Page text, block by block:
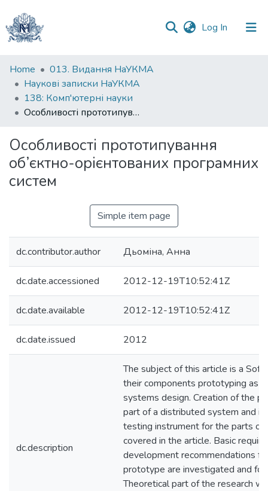
Log In (current)
Communities
&
Collections
Statistics
Home
013. Видання НаУКМА
Наукові записки НаУКМА
138: Комп'ютерні науки
Особливості прототипування об’єктно-орієнтованих програмних систем
Особливості прототипування
об’єктно-орієнтованих програмних
систем
Simple item page
dc.contributor.author Дьоміна, Анна
dc.date.accessioned 2012-12-19T10:52:41Z
dc.date.available 2012-12-19T10:52:41Z
dc.date.issued 2012
dc.description
The subject of this article is a
their components prototyping as
systems design. Creation of the
part of a distributed system and is
testing instrument for the parts of
covered in the article. Basic
development recommendations
prototype are investigated and
Theoretical part of the research